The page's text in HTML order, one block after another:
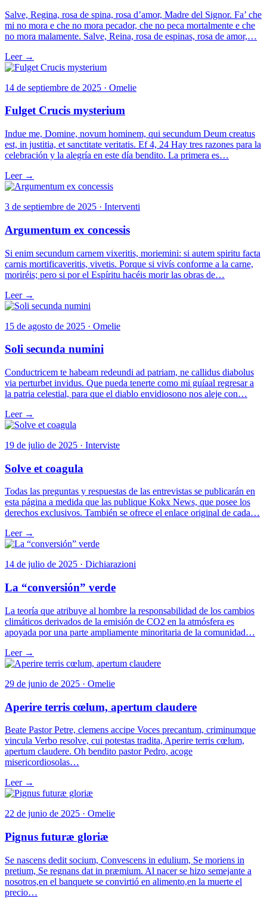
Salve, Regina, rosa de spina, rosa d’amor, Madre del Signor. Fa’ che
mi no mora e che no mora pecador, che no peca mortalmente e che
no mora malamente. Salve, Reina, rosa de espinas, rosa de amor,…
Leer →
14 de septiembre de 2025 · Omelie
Fulget Crucis mysterium
Indue me, Domine, novum hominem, qui secundum Deum creatus
est, in justitia, et sanctitate veritatis. Ef 4, 24 Hay tres razones para la
celebración y la alegría en este día bendito. La primera es…
Leer →
3 de septiembre de 2025 · Interventi
Argumentum ex concessis
Si enim secundum carnem vixeritis, moriemini: si autem spiritu facta
carnis mortificaveritis, vivetis. Porque si vivís conforme a la carne,
moriréis; pero si por el Espíritu hacéis morir las obras de…
Leer →
15 de agosto de 2025 · Omelie
Soli secunda numini
Conductricem te habeam redeundi ad patriam, ne callidus diabolus
via perturbet invidus. Que pueda tenerte como mi guíaal regresar a
la patria celestial, para que el diablo envidiosono nos aleje con…
Leer →
19 de julio de 2025 · Interviste
Solve et coagula
Todas las preguntas y respuestas de las entrevistas se publicarán en
esta página a medida que las publique Kokx News, que posee los
derechos exclusivos. También se ofrece el enlace original de cada…
Leer →
14 de julio de 2025 · Dichiarazioni
La “conversión” verde
La teoría que atribuye al hombre la responsabilidad de los cambios
climáticos derivados de la emisión de CO2 en la atmósfera es
apoyada por una parte ampliamente minoritaria de la comunidad…
Leer →
29 de junio de 2025 · Omelie
Aperire terris cœlum, apertum claudere
Beate Pastor Petre, clemens accipe Voces precantum, criminumque
vincula Verbo resolve, cui potestas tradita, Aperire terris cœlum,
apertum claudere. Oh bendito pastor Pedro, acoge
misericordiosolas…
Leer →
22 de junio de 2025 · Omelie
Pignus futuræ gloriæ
Se nascens dedit socium, Convescens in edulium, Se moriens in
pretium, Se regnans dat in præmium. Al nacer se hizo semejante a
nosotros,en el banquete se convirtió en alimento,en la muerte el
precio…